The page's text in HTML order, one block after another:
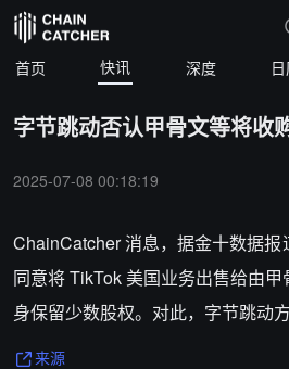
首页 快讯 深度
字节跳动否认甲骨文等将收
2025-07-08 00:18:19
ChainCatcher 消息，据金十数据
同意将 TikTok 美国业务出售给由
身保留少数股权。对此，字节跳动
来源